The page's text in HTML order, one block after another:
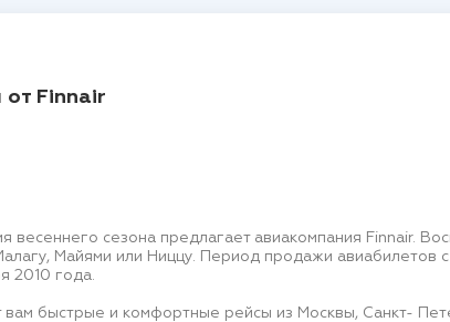
Finnair
сезона предлагает авиакомпания Finnair.
Майями или Ниццу. Период продажи авиабилетов
2010 года.
быстрые и комфортные рейсы из Москвы, Санкт-